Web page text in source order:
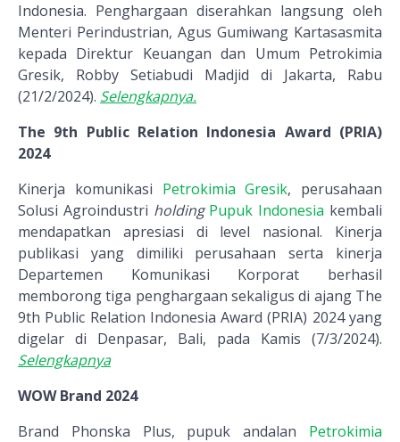
Indonesia. Penghargaan diserahkan langsung oleh
Menteri Perindustrian, Agus Gumiwang Kartasasmita
kepada Direktur Keuangan dan Umum Petrokimia
Gresik, Robby Setiabudi Madjid di Jakarta, Rabu
(21/2/2024). Selengkapnya.
The 9th Public Relation Indonesia Award (PRIA)
2024
Kinerja komunikasi Petrokimia Gresik, perusahaan
Solusi Agroindustri holding Pupuk Indonesia kembali
mendapatkan apresiasi di level nasional. Kinerja
publikasi yang dimiliki perusahaan serta kinerja
Departemen Komunikasi Korporat berhasil
memborong tiga penghargaan sekaligus di ajang The
9th Public Relation Indonesia Award (PRIA) 2024 yang
digelar di Denpasar, Bali, pada Kamis (7/3/2024).
Selengkapnya
WOW Brand 2024
Brand Phonska Plus, pupuk andalan Petrokimia